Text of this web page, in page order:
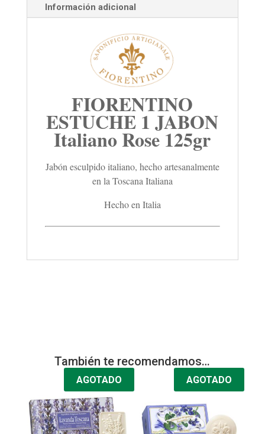
Información adicional
FIORENTINO
ESTUCHE 1 JABON
Italiano Rose 125gr
Jabón esculpido italiano, hecho artesanalmente
en la Toscana Italiana
Hecho en Italia
También te recomendamos…
AGOTADO AGOTADO